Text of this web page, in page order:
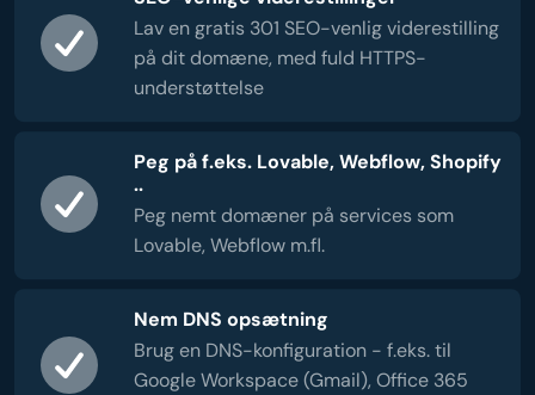
Lav en gratis 301 SEO-venlig viderestilling
på dit domæne, med fuld HTTPS-
understøttelse
Peg på f.eks. Lovable, Webflow, Shopify
..
Peg nemt domæner på services som
Lovable, Webflow m.fl.
Nem DNS opsætning
Brug en DNS-konfiguration - f.eks. til
Google Workspace (Gmail), Office 365